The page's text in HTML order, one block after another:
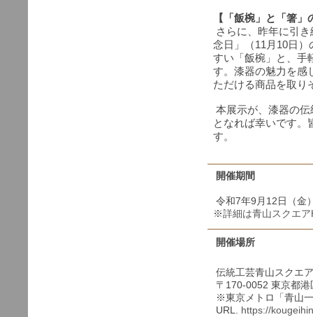
【「飯椀」と「箸」
さらに、昨年に引
念日」（11月10日
すい「飯椀」と、手
す。漆器の魅力を感
ただける商品を取り
本展示が、漆器の
となれば幸いです。
す。
開催期間
令和7年9月12日（金
※詳細は青山スクエ
開催場所
伝統工芸青山スク
〒170-0052 東京都
※東京メトロ「青山
URL. https://